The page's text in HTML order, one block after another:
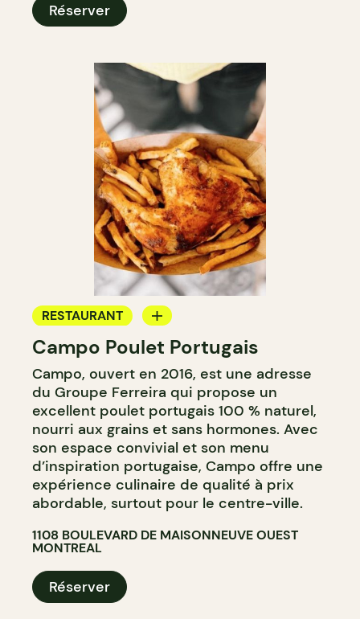
Réserver
RESTAURANT
COMPTOIR
Campo Poulet Portugais
Campo, ouvert en 2016, est une adresse
du Groupe Ferreira qui propose un
excellent poulet portugais 100 % naturel,
nourri aux grains et sans hormones. Avec
son espace convivial et son menu
d’inspiration portugaise, Campo offre une
expérience culinaire de qualité à prix
abordable, surtout pour le centre-ville.
1108 BOULEVARD DE MAISONNEUVE OUEST
MONTREAL
Réserver